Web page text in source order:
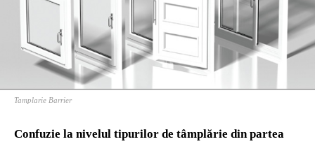
Tamplarie Barrier
Confuzie la nivelul tipurilor de tâmplărie din partea